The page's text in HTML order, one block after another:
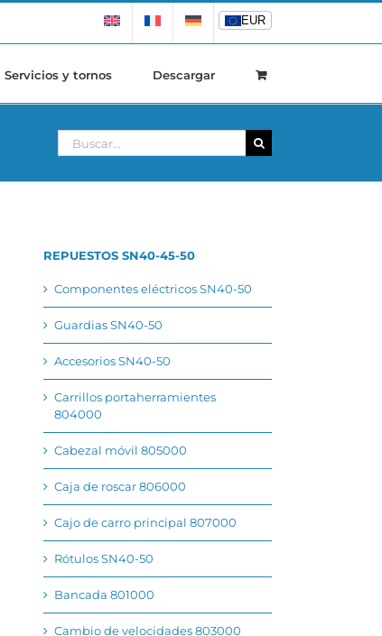
EUR
Servicios y tornos Descargar
Buscar:
REPUESTOS SN40-45-50
Componentes eléctricos SN40-50
Guardias SN40-50
Accesorios SN40-50
Carrillos portaherramientes
804000
Cabezal móvil 805000
Caja de roscar 806000
Cajo de carro principal 807000
Rótulos SN40-50
Bancada 801000
Cambio de velocidades 803000